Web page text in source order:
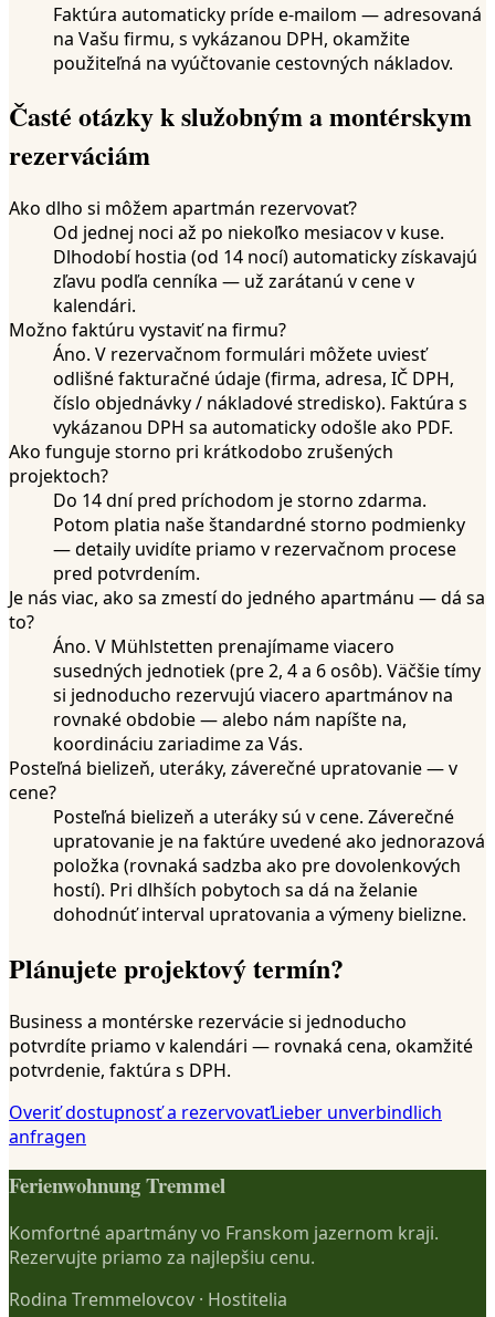
Faktúra automaticky príde e-mailom — adresovaná
na Vašu firmu, s vykázanou DPH, okamžite
použiteľná na vyúčtovanie cestovných nákladov.
Časté otázky k služobným a montérskym
rezerváciám
Ako dlho si môžem apartmán rezervovať?
Od jednej noci až po niekoľko mesiacov v kuse.
Dlhodobí hostia (od 14 nocí) automaticky získavajú
zľavu podľa cenníka — už zarátanú v cene v
kalendári.
Možno faktúru vystaviť na firmu?
Áno. V rezervačnom formulári môžete uviesť
odlišné fakturačné údaje (firma, adresa, IČ DPH,
číslo objednávky / nákladové stredisko). Faktúra s
vykázanou DPH sa automaticky odošle ako PDF.
Ako funguje storno pri krátkodobo zrušených
projektoch?
Do 14 dní pred príchodom je storno zdarma.
Potom platia naše štandardné storno podmienky
— detaily uvidíte priamo v rezervačnom procese
pred potvrdením.
Je nás viac, ako sa zmestí do jedného apartmánu — dá sa
to?
Áno. V Mühlstetten prenajímame viacero
susedných jednotiek (pre 2, 4 a 6 osôb). Väčšie tímy
si jednoducho rezervujú viacero apartmánov na
rovnaké obdobie — alebo nám napíšte na,
koordináciu zariadime za Vás.
Posteľná bielizeň, uteráky, záverečné upratovanie — v
cene?
Posteľná bielizeň a uteráky sú v cene. Záverečné
upratovanie je na faktúre uvedené ako jednorazová
položka (rovnaká sadzba ako pre dovolenkových
hostí). Pri dlhších pobytoch sa dá na želanie
dohodnúť interval upratovania a výmeny bielizne.
Plánujete projektový termín?
Business a montérske rezervácie si jednoducho
potvrdíte priamo v kalendári — rovnaká cena, okamžité
potvrdenie, faktúra s DPH.
Overiť dostupnosť a rezervovaťLieber unverbindlich
anfragen
Ferienwohnung Tremmel
Komfortné apartmány vo Franskom jazernom kraji.
Rezervujte priamo za najlepšiu cenu.
Rodina Tremmelovcov · Hostitelia